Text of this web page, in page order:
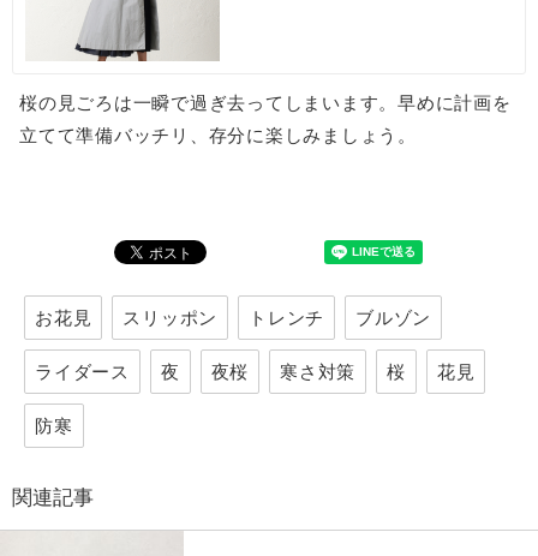
桜の見ごろは一瞬で過ぎ去ってしまいます。早めに計画を
立てて準備バッチリ、存分に楽しみましょう。
お花見 スリッポン トレンチ ブルゾン
ライダース 夜 夜桜 寒さ対策 桜 花見
防寒
関連記事